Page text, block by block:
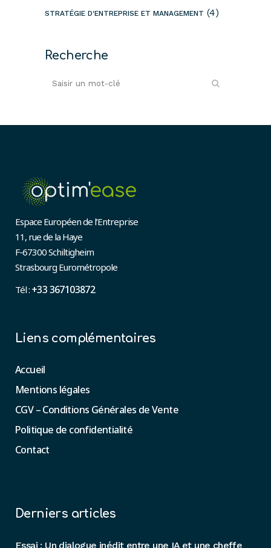
STRATÉGIE D'ENTREPRISE ET MANAGEMENT (4)
Recherche
Espace Européen de l’Entreprise
11, rue de la Haye
F-67300 Schiltigheim
Strasbourg Eurométropole
Tél : +33 367103872
Liens complémentaires
Accueil
Mentions légales
CGV – Conditions Générales de Vente
Politique de confidentialité
Contact
Derniers articles
Essai : Un dialogue inédit entre une IA et une cheffe